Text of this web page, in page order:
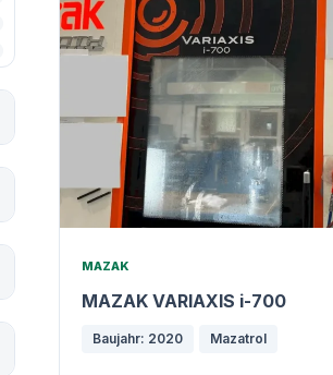
MAZAK
MAZAK VARIAXIS i-700
Baujahr: 2020 Mazatrol